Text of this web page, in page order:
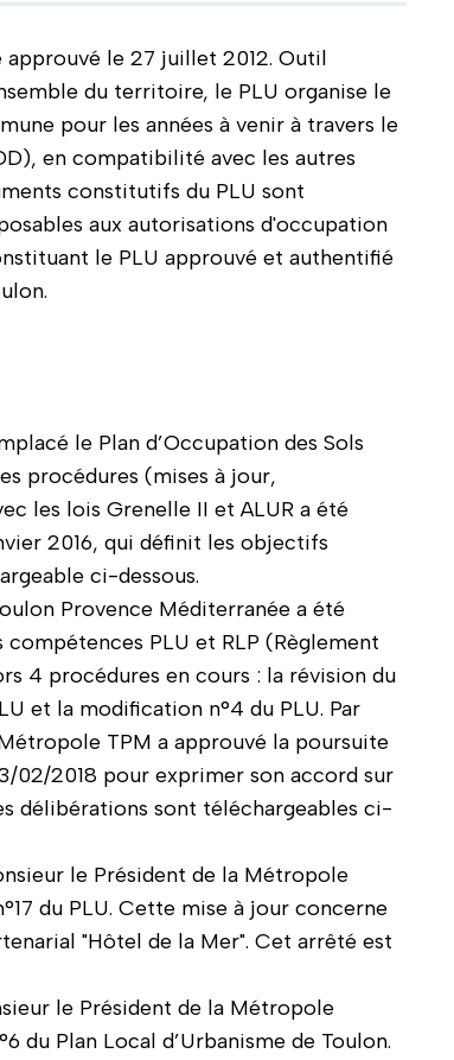
approuvé le 27 juillet 2012. Outil
du territoire, le PLU organise le
pour les années à venir à travers le
en compatibilité avec les autres
constitutifs du PLU sont
aux autorisations d'occupation
le PLU approuvé et authentifié
le Plan d’Occupation des Sols
procédures (mises à jour,
les lois Grenelle II et ALUR a été
2016, qui définit les objectifs
ci-dessous.
Provence Méditerranée a été
PLU et RLP (Règlement
4 procédures en cours : la révision du
et la modification n°4 du PLU. Par
TPM a approuvé la poursuite
02/2018 pour exprimer son accord sur
délibérations sont téléchargeables ci-
le Président de la Métropole
du PLU. Cette mise à jour concerne
"Hôtel de la Mer". Cet arrêté est
le Président de la Métropole
du Plan Local d’Urbanisme de Toulon.